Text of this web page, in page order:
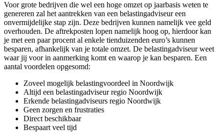
Voor grote bedrijven die wel een hoge omzet op jaarbasis weten te
genereren zal het aantrekken van een belastingadviseur een
onvermijdelijke stap zijn. Deze bedrijven kunnen namelijk vee geld
overhouden. De aftrekposten lopen namelijk hoog op, hierdoor kan
je met een paar procent al enkele tienduizenden euro’s kunnen
besparen, afhankelijk van je totale omzet. De belastingadviseur weet
waar jij voor in aanmerking komt en waarop je kan besparen. Een
aantal voordelen opgesomd:
Zoveel mogelijk belastingvoordeel in Noordwijk
Altijd een belastingadviseur regio Noordwijk
Erkende belastingadviseurs regio Noordwijk
Geen zorgen en frustraties
Direct beschikbaar
Bespaart veel tijd